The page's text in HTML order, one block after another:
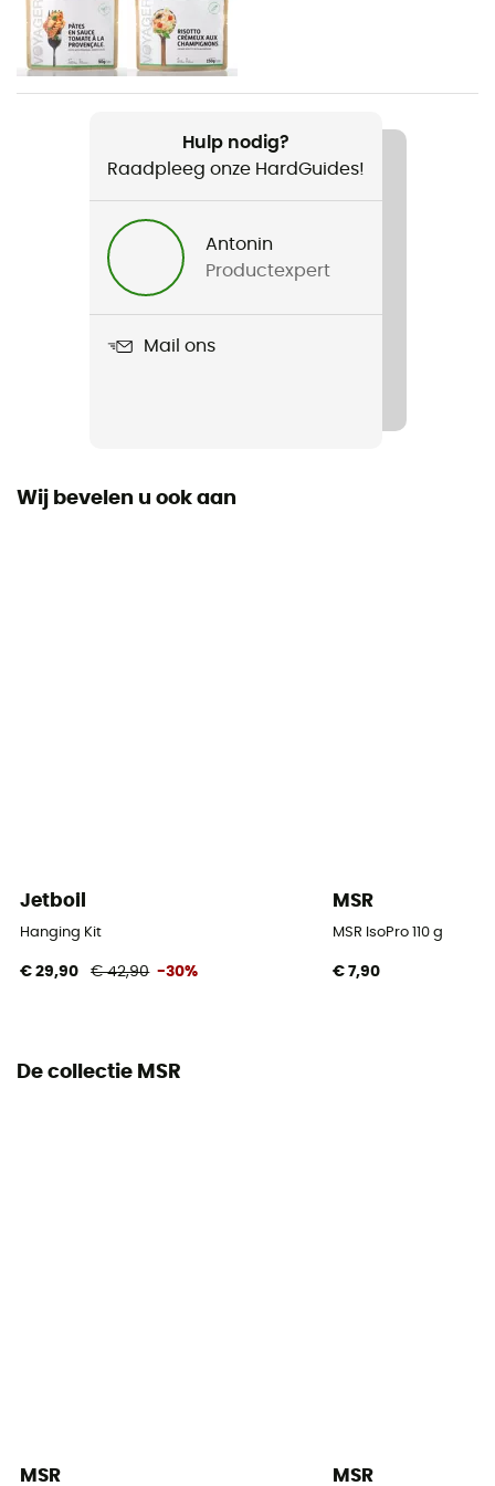
Gewicht
320 g
WhisperLite International Combo
Materiaal
Stainless steel
Type brandstof
kleinonderdelenkit, instructies en opbergtas
Hulp nodig?
Raadpleeg onze HardGuides!
Antonin
Productexpert
Mail ons
Wij bevelen u ook aan
Jetboil
Hanging Kit
€ 29,90 € 42,90 -30%
MSR
MSR IsoPro 110 g
€ 7,90
De collectie MSR
MSR MSR